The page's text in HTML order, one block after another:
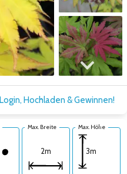
Zum nächsten Bild
Login, Hochladen & Gewinnen!
Max. Breite
2m
Max. Höhe
3m